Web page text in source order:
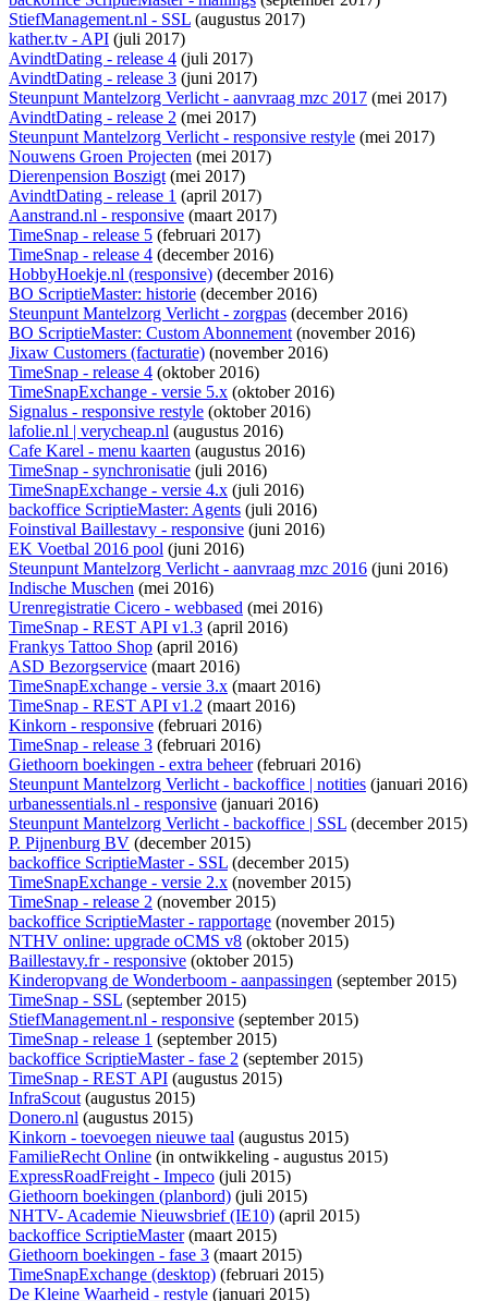
StiefManagement.nl - SSL (augustus 2017)
kather.tv - API (juli 2017)
AvindtDating - release 4 (juli 2017)
AvindtDating - release 3 (juni 2017)
Steunpunt Mantelzorg Verlicht - aanvraag mzc 2017 (mei 2017)
AvindtDating - release 2 (mei 2017)
Steunpunt Mantelzorg Verlicht - responsive restyle (mei 2017)
Nouwens Groen Projecten (mei 2017)
Dierenpension Boszigt(mei 2017)
AvindtDating - release 1 (april 2017)
Aanstrand.nl - responsive (maart 2017)
TimeSnap - release 5 (februari 2017)
TimeSnap - release 4 (december 2016)
HobbyHoekje.nl (responsive) (december 2016)
BO ScriptieMaster: historie (december 2016)
Steunpunt Mantelzorg Verlicht - zorgpas (december 2016)
BO ScriptieMaster: Custom Abonnement(november 2016)
Jixaw Customers (facturatie) (november 2016)
TimeSnap - release 4 (oktober 2016)
TimeSnapExchange - versie 5.x (oktober 2016)
Signalus - responsive restyle (oktober 2016)
lafolie.nl | verycheap.nl (augustus 2016)
Cafe Karel - menu kaarten (augustus 2016)
TimeSnap - synchronisatie (juli 2016)
TimeSnapExchange - versie 4.x (juli 2016)
backoffice ScriptieMaster: Agents (juli 2016)
Foinstival Baillestavy - responsive (juni 2016)
EK Voetbal 2016 pool (juni 2016)
Steunpunt Mantelzorg Verlicht - aanvraag mzc 2016 (juni 2016)
Indische Muschen (mei 2016)
Urenregistratie Cicero - webbased (mei 2016)
TimeSnap - REST API v1.3 (april 2016)
Frankys Tattoo Shop (april 2016)
ASD Bezorgservice (maart 2016)
TimeSnapExchange - versie 3.x (maart 2016)
TimeSnap - REST API v1.2 (maart 2016)
Kinkorn - responsive (februari 2016)
TimeSnap - release 3 (februari 2016)
Giethoorn boekingen - extra beheer(februari 2016)
Steunpunt Mantelzorg Verlicht - backoffice | notities (januari 2016)
urbanessentials.nl - responsive (januari 2016)
Steunpunt Mantelzorg Verlicht - backoffice | SSL (december 2015)
P. Pijnenburg BV (december 2015)
backoffice ScriptieMaster - SSL (december 2015)
TimeSnapExchange - versie 2.x (november 2015)
TimeSnap - release 2 (november 2015)
backoffice ScriptieMaster - rapportage (november 2015)
NTHV online: upgrade oCMS v8 (oktober 2015)
Baillestavy.fr - responsive (oktober 2015)
Kinderopvang de Wonderboom - aanpassingen (september 2015)
TimeSnap - SSL (september 2015)
StiefManagement.nl - responsive (september 2015)
TimeSnap - release 1 (september 2015)
backoffice ScriptieMaster - fase 2 (september 2015)
TimeSnap - REST API (augustus 2015)
InfraScout(augustus 2015)
Donero.nl (augustus 2015)
Kinkorn - toevoegen nieuwe taal (augustus 2015)
FamilieRecht Online (in ontwikkeling - augustus 2015)
ExpressRoadFreight - Impeco (juli 2015)
Giethoorn boekingen (planbord) (juli 2015)
NHTV- Academie Nieuwsbrief (IE10) (april 2015)
backoffice ScriptieMaster(maart 2015)
Giethoorn boekingen - fase 3 (maart 2015)
TimeSnapExchange (desktop) (februari 2015)
De Kleine Waarheid - restyle (januari 2015)